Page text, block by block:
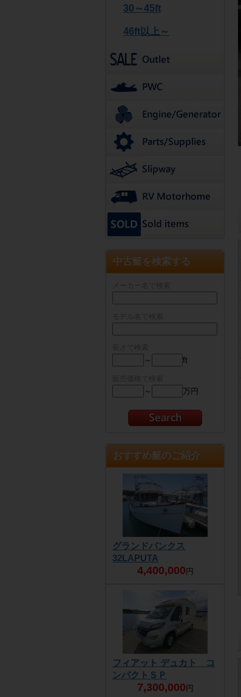
30～45ft
46ft以上～
中古艇を検索する
～ ft
～ 万円
おすすめ艇のご紹介
グランドバンクス
32LAPUTA
4,400,000 円
フィアット デュカト コ
ンパクトＳＰ
7,300,000 円